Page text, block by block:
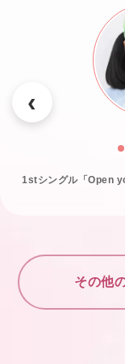
1stシングル「Open
その他